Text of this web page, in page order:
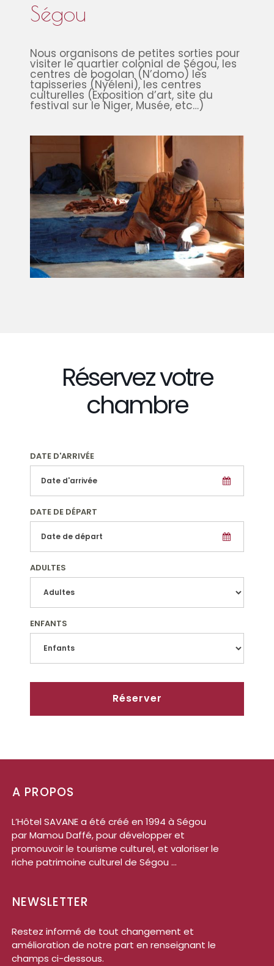
Ségou
Nous organisons de petites sorties pour
visiter le quartier colonial de Ségou, les
centres de bogolan (N’domo) les
tapisseries (Nyéleni), les centres
culturelles (Exposition d’art, site du
festival sur le Niger, Musée, etc…)
Réservez votre
chambre
DATE D'ARRIVÉE
DATE DE DÉPART
ADULTES
ENFANTS
Réserver
A PROPOS
L’Hôtel SAVANE a été créé en 1994 à Ségou
par Mamou Daffé, pour développer et
promouvoir le tourisme culturel, et valoriser le
riche patrimoine culturel de Ségou ...
NEWSLETTER
Restez informé de tout changement et
amélioration de notre part en renseignant le
champs ci-dessous.